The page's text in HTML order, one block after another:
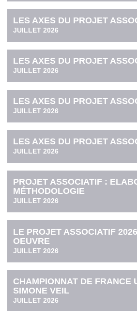
LES AXES DU PROJET
JUILLET 2026
LES AXES DU PROJET
JUILLET 2026
LES AXES DU PROJET
JUILLET 2026
LES AXES DU PROJET
JUILLET 2026
PROJET ASSOCIATIF :
MÉTHODOLOGIE
JUILLET 2026
LE PROJET ASSOCIATIF
OEUVRE
JUILLET 2026
CHAMPIONNAT DE FRANCE
SIMONE VEIL
JUILLET 2026